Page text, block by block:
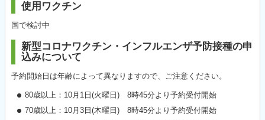
使用ワクチン
国で検討中
新型コロナワクチン・インフルエンザ予防接種の申
込みについて
予約開始日は年齢によって異なりますので、ご注意ください。
80歳以上：10月1日(火曜日) 8時45分より予約受付開始
70歳以上：10月3日(木曜日) 8時45分より予約受付開始